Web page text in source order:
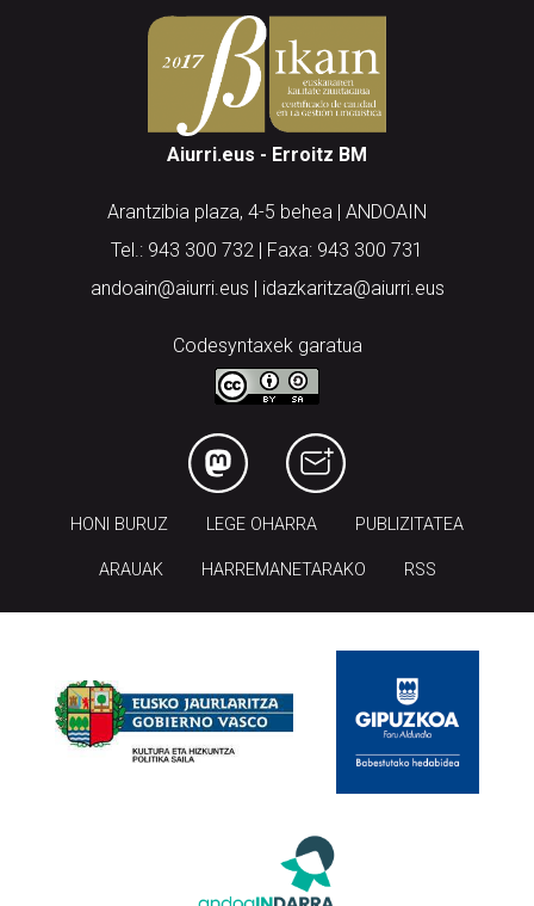
Aiurri.eus - Erroitz BM
Arantzibia plaza, 4-5 behea | ANDOAIN
Tel.: 943 300 732 | Faxa: 943 300 731
andoain@aiurri.eus | idazkaritza@aiurri.eus
Codesyntaxek garatua
HONI BURUZ LEGE OHARRA PUBLIZITATEA
ARAUAK HARREMANETARAKO RSS